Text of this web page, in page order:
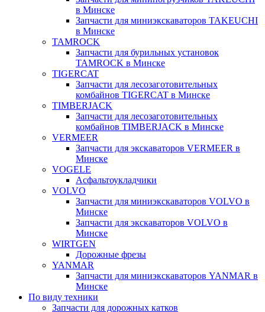
в Минске
Запчасти для миниэкскаваторов TAKEUCHI
в Минске
TAMROCK
Запчасти для бурильных установок
TAMROCK в Минске
TIGERCAT
Запчасти для лесозаготовительных
комбайнов TIGERCAT в Минске
TIMBERJACK
Запчасти для лесозаготовительных
комбайнов TIMBERJACK в Минске
VERMEER
Запчасти для экскаваторов VERMEER в
Минске
VOGELE
Асфальтоукладчики
VOLVO
Запчасти для миниэкскаваторов VOLVO в
Минске
Запчасти для экскаваторов VOLVO в
Минске
WIRTGEN
Дорожные фрезы
YANMAR
Запчасти для миниэкскаваторов YANMAR в
Минске
По виду техники
Запчасти для дорожных катков